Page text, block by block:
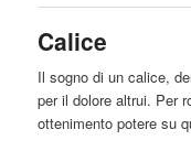
Calice
Il sogno di un calice,
per il dolorealtrui. Per
ottenimento potere su